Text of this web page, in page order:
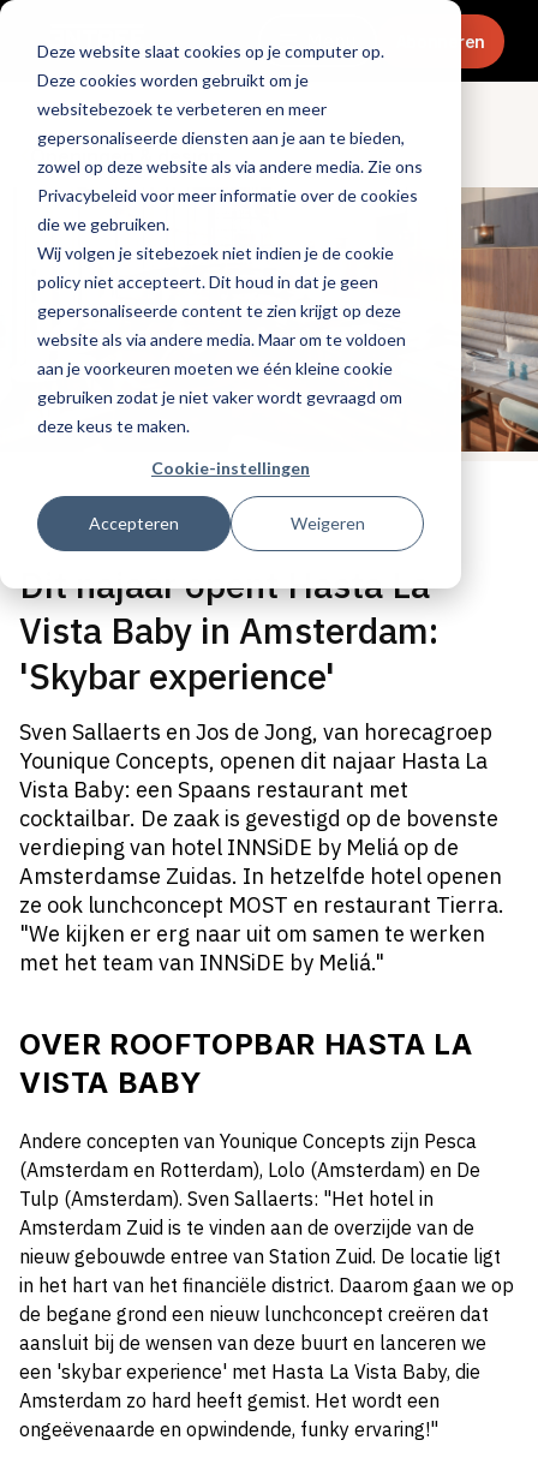
Deze website slaat cookies op je computer op.
Deze cookies worden gebruikt om je
websitebezoek te verbeteren en meer
gepersonaliseerde diensten aan je aan te bieden,
zowel op deze website als via andere media. Zie ons
Privacybeleid voor meer informatie over de cookies
die we gebruiken.
Wij volgen je sitebezoek niet indien je de cookie
policy niet accepteert. Dit houd in dat je geen
gepersonaliseerde content te zien krijgt op deze
website als via andere media. Maar om te voldoen
aan je voorkeuren moeten we één kleine cookie
gebruiken zodat je niet vaker wordt gevraagd om
deze keus te maken.
Cookie-instellingen
Accepteren Weigeren
Menu Abonneren
Openingen & design
Tags:hotels,nieuwe-zaken
Gepubliceerd op: 26 april 2023
Dit najaar opent Hasta La
Vista Baby in Amsterdam:
'Skybar experience'
Sven Sallaerts en Jos de Jong, van horecagroep
Younique Concepts, openen dit najaar Hasta La
Vista Baby: een Spaans restaurant met
cocktailbar. De zaak is gevestigd op de bovenste
verdieping van hotel INNSiDE by Meliá op de
Amsterdamse Zuidas. In hetzelfde hotel openen
ze ook lunchconcept MOST en restaurant Tierra.
"We kijken er erg naar uit om samen te werken
met het team van INNSiDE by Meliá."
OVER ROOFTOPBAR HASTA LA
VISTA BABY
Andere concepten van Younique Concepts zijn Pesca
(Amsterdam en Rotterdam), Lolo (Amsterdam) en De
Tulp (Amsterdam). Sven Sallaerts: "Het hotel in
Amsterdam Zuid is te vinden aan de overzijde van de
nieuw gebouwde entree van Station Zuid. De locatie ligt
in het hart van het financiële district. Daarom gaan we op
de begane grond een nieuw lunchconcept creëren dat
aansluit bij de wensen van deze buurt en lanceren we
een 'skybar experience' met Hasta La Vista Baby, die
Amsterdam zo hard heeft gemist. Het wordt een
ongeëvenaarde en opwindende, funky ervaring!"